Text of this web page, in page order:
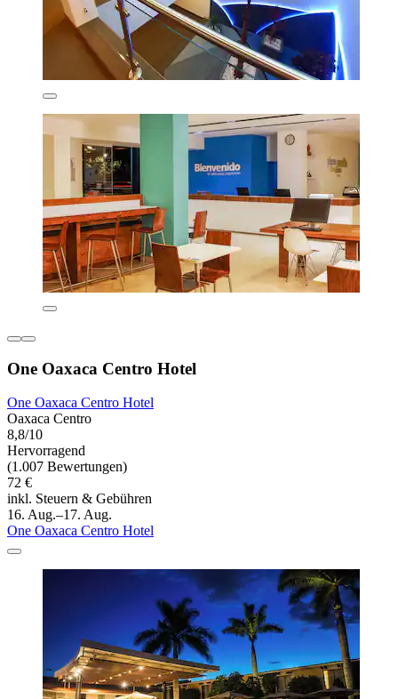
One Oaxaca Centro Hotel
One Oaxaca Centro Hotel
Oaxaca Centro
8,8/10
Hervorragend
(1.007 Bewertungen)
72 €
inkl. Steuern & Gebühren
16. Aug.–17. Aug.
One Oaxaca Centro Hotel